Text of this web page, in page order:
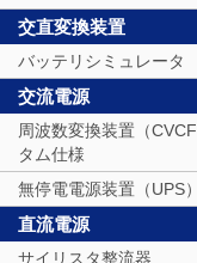
交直変換装置
バッテリシミュレータ
交流電源
周波数変換装置（
タム仕様
無停電電源装置（UPS）
直流電源
サイリスタ整流器